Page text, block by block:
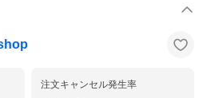
ード)はカナダ出身の双子の兄弟デ
テールへのこだわりが哲学の基礎と
注文キャンセル発生率